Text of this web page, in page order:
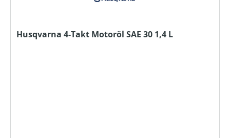
Husqvarna 4-Takt Motoröl SAE 30 1,4 L